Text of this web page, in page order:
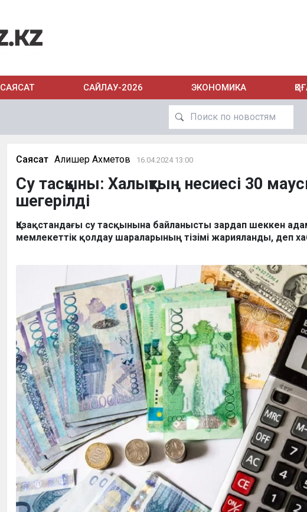
САЯСАТ САЙЛАУ-2026 ЭКОНОМИКА
Саясат Алишер Ахметов 16.04.2024 13:00
Су тасқыны: Халықтың несиесі 30
шегерілді
Қазақстандағы су тасқынына байланысты зардап шеккен
мемлекеттік қолдау шараларының тізімі жарияланды, деп